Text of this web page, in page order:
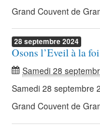
Grand Couvent de
28septembre2024
Osons l’Eveil à la
Samedi 28
Samedi 28 septembre
Grand Couvent de